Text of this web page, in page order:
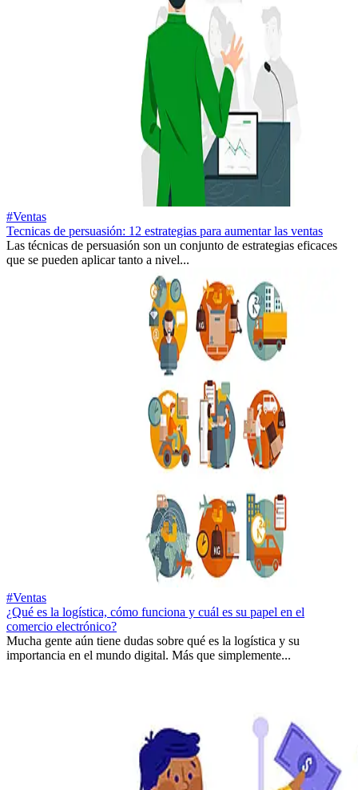
#Ventas
Tecnicas de persuasión: 12 estrategias para aumentar las ventas
Las técnicas de persuasión son un conjunto de estrategias eficaces
que se pueden aplicar tanto a nivel...
#Ventas
¿Qué es la logística, cómo funciona y cuál es su papel en el
comercio electrónico?
Mucha gente aún tiene dudas sobre qué es la logística y su
importancia en el mundo digital. Más que simplemente...